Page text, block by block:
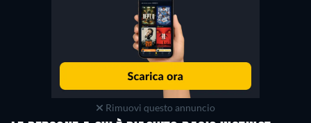
Rimuovi questo annuncio